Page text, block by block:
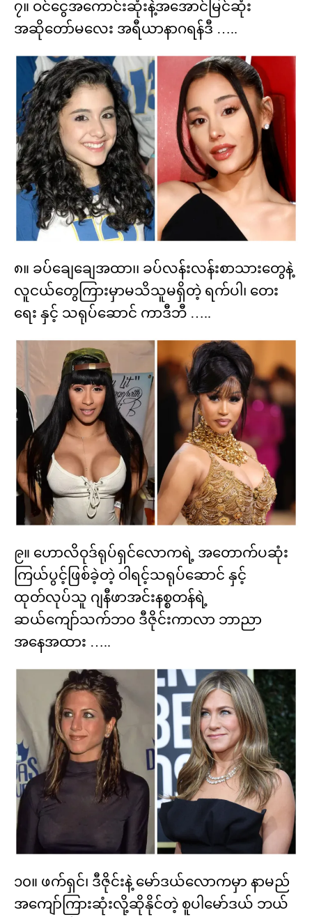
၇။ ဝင်ငွေအကောင်းဆုံးနဲ့အအောင်မြင်ဆုံး
အဆိုတော်မလေး အရီယာနာဂရန်ဒီ …..
၈။ ခပ်ချေချေအထာ၊၊ ခပ်လန်းလန်းစာသားတွေနဲ့
လူငယ်တွေကြားမှာမသိသူမရှိတဲ့ ရက်ပါ၊ တေး
ရေး နှင့် သရုပ်ဆောင် ကာဒီဘီ …..
၉။ ဟောလိဝုဒ်ရုပ်ရှင်လောကရဲ့ အတောက်ပဆုံး
ကြယ်ပွင့်ဖြစ်ခဲ့တဲ့ ဝါရင့်သရုပ်ဆောင် နှင့်
ထုတ်လုပ်သူ ဂျနီဖာအင်းနစ္စတန်ရဲ့
ဆယ်ကျော်သက်ဘဝ ဒီဇိုင်းကာလာ ဘာညာ
အနေအထား …..
၁၀။ ဖက်ရှင်၊ ဒီဇိုင်းနဲ့ မော်ဒယ်လောကမှာ နာမည်
အကျော်ကြားဆုံးလို့ဆိုနိုင်တဲ့ စူပါမော်ဒယ် ဘယ်